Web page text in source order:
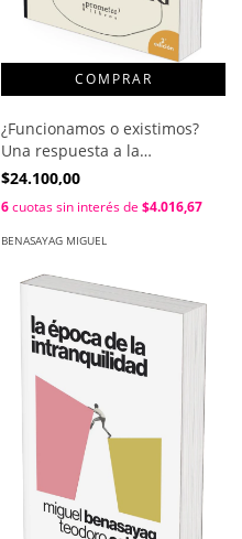
¿Funcionamos o existimos?
Una respuesta a la
colonización algorítmica /
$24.100,00
6cuotas sin interés de $4.016,67
BENASAYAG MIGUEL